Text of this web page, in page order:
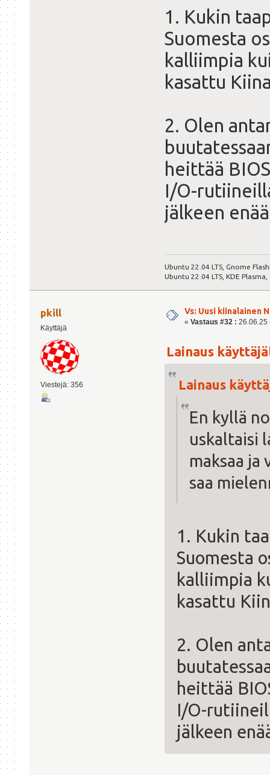
1. Kukin
Suomesta
kalliimpia
kasattu
2. Olen
heittää
I/O-
jälkeen
Ubuntu 22.04 LTS, Gnome
Ubuntu 22.04 LTS, KDE
pkill
Käyttäjä
Viestejä: 356
Vs: Uusi kiinalainen
« Vastaus #32 : 26.06.25
Lainaus
Lainaus
En kyllä
uskaltaisi
maksaa ja
saa
1. Kukin
Suomesta
kalliimpia
kasattu
2. Olen
heittää
I/O-
jälkeen